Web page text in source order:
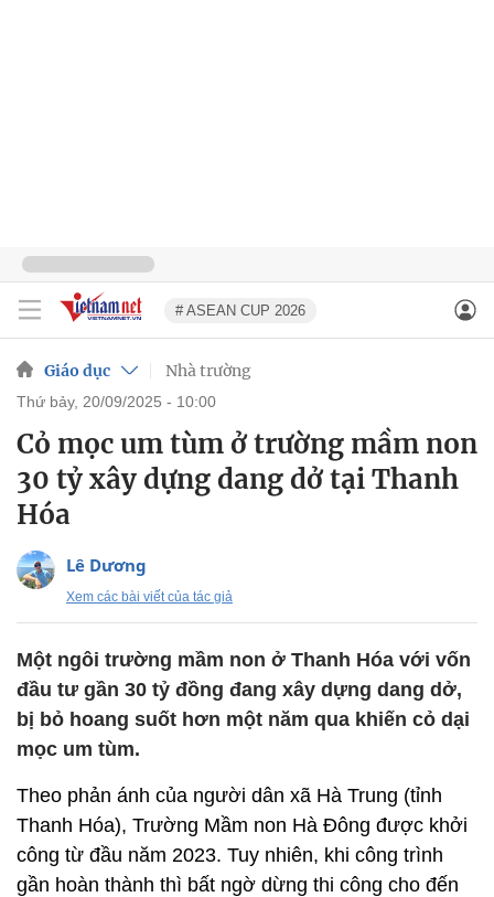
# ASEAN CUP 2026
Giáo dục Nhà trường
thứ bảy, 20/09/2025 - 10:00
Cỏ mọc um tùm ở trường mầm non
30 tỷ xây dựng dang dở tại Thanh
Hóa
Lê Dương
Xem các bài viết của tác giả
Một ngôi trường mầm non ở Thanh Hóa với vốn
đầu tư gần 30 tỷ đồng đang xây dựng dang dở,
bị bỏ hoang suốt hơn một năm qua khiến cỏ dại
mọc um tùm.
Theo phản ánh của người dân xã Hà Trung (tỉnh
Thanh Hóa), Trường Mầm non Hà Đông được khởi
công từ đầu năm 2023. Tuy nhiên, khi công trình
gần hoàn thành thì bất ngờ dừng thi công cho đến